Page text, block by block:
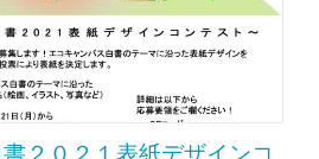
２０２１表紙デザインコ